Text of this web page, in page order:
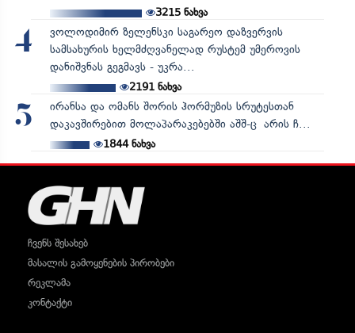
3215ნახვა
4
ვოლოდიმირ ზელენსკი საგარეო დაზვერვის
სამსახურის ხელმძღვანელად რუსტემ უმეროვის
დანიშვნას გეგმავს - უკრა...
2191ნახვა
5
ირანსა და ომანს შორის ჰორმუზის სრუტესთან
დაკავშირებით მოლაპარაკებებში აშშ-ც არის ჩ...
1844ნახვა
ჩვენს შესახებ
მასალის გამოყენების პირობები
რეკლამა
კონტაქტი